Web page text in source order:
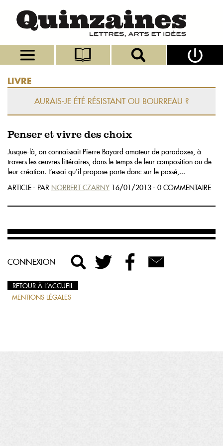
LIVRE
AURAIS-JE ÉTÉ RÉSISTANT OU BOURREAU ?
Penser et vivre des choix
Jusque-là, on connaissait Pierre Bayard amateur de paradoxes, à
travers les œuvres littéraires, dans le temps de leur composition ou de
leur création. L’essai qu’il propose porte donc sur le passé,...
ARTICLE - PAR NORBERT CZARNY 16/01/2013 - 0 COMMENTAIRE
CONNEXION
RETOUR À L’ACCUEIL
MENTIONS LÉGALES